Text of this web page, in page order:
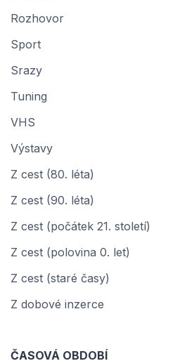
Rozhovor
Sport
Srazy
Tuning
VHS
Výstavy
Z cest (80. léta)
Z cest (90. léta)
Z cest (počátek 21. století)
Z cest (polovina 0. let)
Z cest (staré časy)
Z dobové inzerce
ČASOVÁ OBDOBÍ